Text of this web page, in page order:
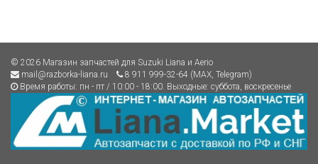
© 2026 Магазин запчастей для Suzuki Liana и Aerio
mail@razborka-liana.ru
8 911 999-32-64 (MAX, Telegram)
Время работы: пн - пт / 10:00 - 18:00. Выходные: суббота, воскресенье